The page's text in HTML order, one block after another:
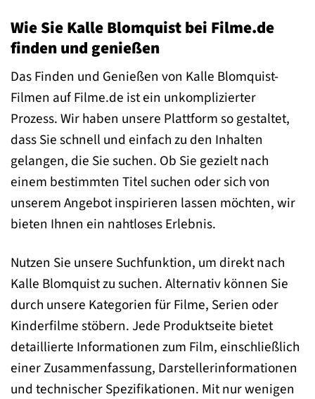
Wie Sie Kalle Blomquist bei Filme.de
finden und genießen
Das Finden und Genießen von Kalle Blomquist-
Filmen auf Filme.de ist ein unkomplizierter
Prozess. Wir haben unsere Plattform so gestaltet,
dass Sie schnell und einfach zu den Inhalten
gelangen, die Sie suchen. Ob Sie gezielt nach
einem bestimmten Titel suchen oder sich von
unserem Angebot inspirieren lassen möchten, wir
bieten Ihnen ein nahtloses Erlebnis.
Nutzen Sie unsere Suchfunktion, um direkt nach
Kalle Blomquist zu suchen. Alternativ können Sie
durch unsere Kategorien für Filme, Serien oder
Kinderfilme stöbern. Jede Produktseite bietet
detaillierte Informationen zum Film, einschließlich
einer Zusammenfassung, Darstellerinformationen
und technischer Spezifikationen. Mit nur wenigen